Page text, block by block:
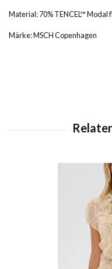
Material: 70% TENCEL™ Modal
Märke: MSCH Copenhagen